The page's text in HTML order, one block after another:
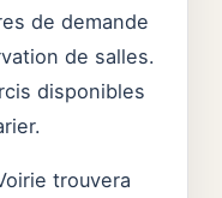
de demande
de salles.
disponibles
trouvera